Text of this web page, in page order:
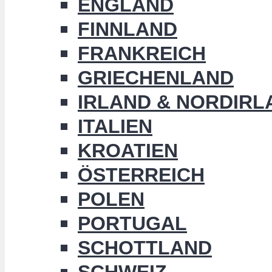
ENGLAND
FINNLAND
FRANKREICH
GRIECHENLAND
IRLAND &
ITALIEN
KROATIEN
ÖSTERREICH
POLEN
PORTUGAL
SCHOTTLAND